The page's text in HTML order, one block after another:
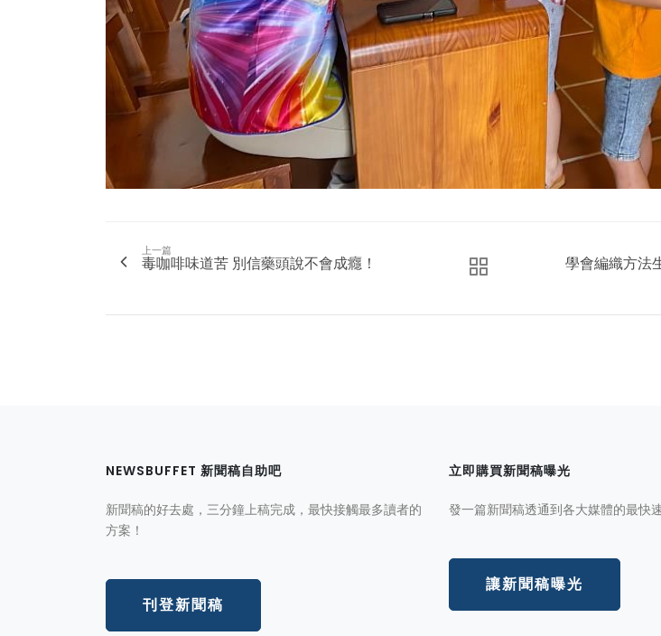
上一篇
毒咖啡味道苦 別信藥頭說不會成癮！
學會編織方法
NEWSBUFFET 新聞稿自助吧
新聞稿的好去處，三分鐘上稿完成，最快接觸最多讀者的
方案！
刊登新聞稿
立即購買新聞稿曝光
發一篇新聞稿透通到各大媒體的最快
讓新聞稿曝光